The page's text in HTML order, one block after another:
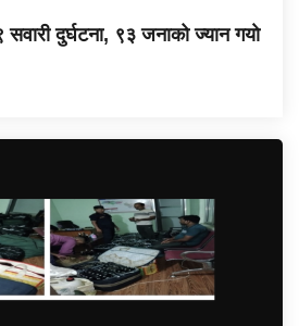
सवारी दुर्घटना, ९३ जनाको ज्यान गयाे